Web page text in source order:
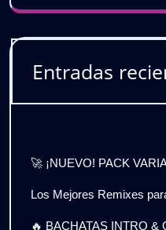
Entradas
🚀 ¡NUEVO! PACK
Los Mejores Remixes
🔥 BACHATAS INTRO &